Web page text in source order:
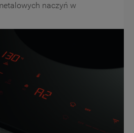
naczyń w